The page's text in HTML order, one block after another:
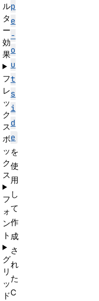
p
e
-
o
u
t
s
i
d
e
を
使
用
し
て
作
成
さ
れ
た
C
ル
タ
ー
効
果
フ
レ
ッ
ク
ス
ボ
ッ
ク
ス
フ
ォ
ン
ト
グ
リ
ッ
ド